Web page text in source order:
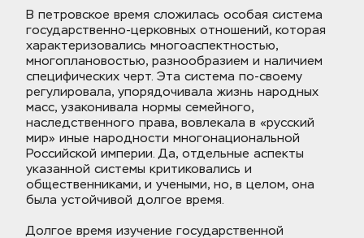
В петровское время сложилась особая система
государственно-церковных отношений, которая
характеризовались многоаспектностью,
многоплановостью, разнообразием и наличием
специфических черт. Эта система по-своему
регулировала, упорядочивала жизнь народных
масс, узаконивала нормы семейного,
наследственного права, вовлекала в «русский
мир» иные народности многонациональной
Российской империи. Да, отдельные аспекты
указанной системы критиковались и
общественниками, и учеными, но, в целом, она
была устойчивой долгое время.
Долгое время изучение государственной